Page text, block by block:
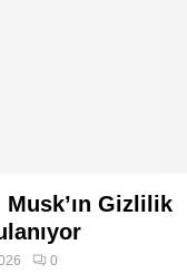
Musk’ın Gizlilik
0